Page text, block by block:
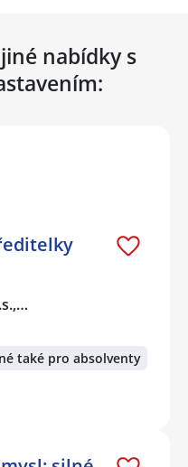
nabídky s
také pro absolventy